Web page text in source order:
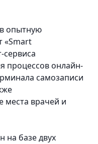
опытную
«Smart
сервиса
процессов онлайн-
самозаписи
места врачей и
на базе двух